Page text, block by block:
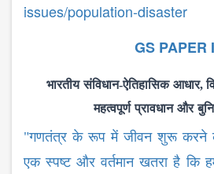
issues/population-disaster
GS PAPER
भारतीय संविधान-ऐतिहासिक आधार,
महत्वपूर्ण प्रावधान और
"गणतंत्र के रूप में जीवन शुरू करने
एक स्पष्ट और वर्तमान खतरा है कि